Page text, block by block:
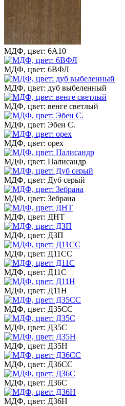
МДФ, цвет: 6А10
МДФ, цвет: 6ВФЛ
МДФ, цвет: дуб выбеленный
МДФ, цвет: венге светлый
МДФ, цвет: Эбен С.
МДФ, цвет: орех
МДФ, цвет: Палисандр
МДФ, цвет: Дуб серый
МДФ, цвет: Зебрана
МДФ, цвет: ДНТ
МДФ, цвет: ДЗП
МДФ, цвет: Д11СС
МДФ, цвет: Д11С
МДФ, цвет: Д11Н
МДФ, цвет: Д35СС
МДФ, цвет: Д35С
МДФ, цвет: Д35Н
МДФ, цвет: Д36СС
МДФ, цвет: Д36С
МДФ, цвет: Д36Н